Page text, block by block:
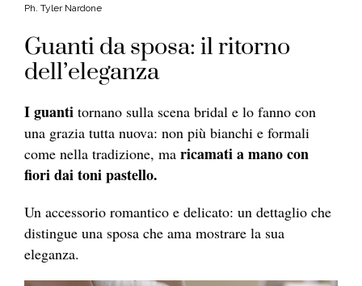
Ph. Tyler Nardone
Guanti da sposa: il ritorno
dell’eleganza
I guanti tornano sulla scena bridal e lo fanno con
una grazia tutta nuova: non più bianchi e formali
come nella tradizione, ma ricamati a mano con
fiori dai toni pastello.
Un accessorio romantico e delicato: un dettaglio che
distingue una sposa che ama mostrare la sua
eleganza.